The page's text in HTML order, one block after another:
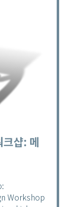
샵: 메
Workshop